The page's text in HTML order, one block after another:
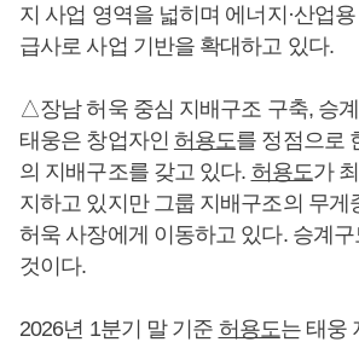
지 사업 영역을 넓히며 에너지·산업
급사로 사업 기반을 확대하고 있다.
△장남 허욱 중심 지배구조 구축, 승
태웅은 창업자인 허용도를 정점으로
의 지배구조를 갖고 있다. 허용도가
지하고 있지만 그룹 지배구조의 무게
허욱 사장에게 이동하고 있다. 승계
것이다.
2026년 1분기 말 기준 허용도는 태웅